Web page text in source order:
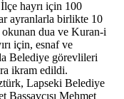
hayrı için 100
ayranlarla birlikte 10
okunan dua ve Kuran-i
için, esnaf ve
Belediye görevlileri
ikram edildi.
Lapseki Belediye
Başsavcısı Mehmet